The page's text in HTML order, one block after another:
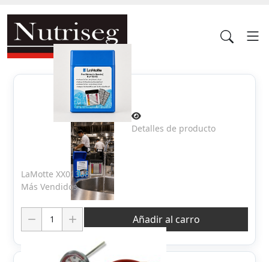
Detalles de producto
LaMotte XX01308
Más Vendidos
Añadir al carro